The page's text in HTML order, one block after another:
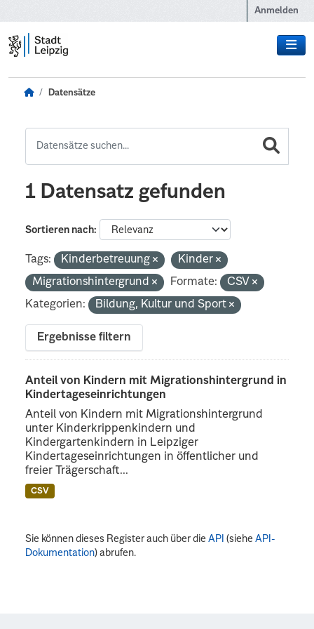
Anmelden
Datensätze
1 Datensatz gefunden
Sortieren nach
Tags: Kinderbetreuung
Kinder
Migrationshintergrund
Formate:
CSV
Kategorien:
Bildung, Kultur und Sport
Ergebnisse filtern
Anteil von Kindern mit Migrationshintergrund in
Kindertageseinrichtungen
Anteil von Kindern mit Migrationshintergrund
unter Kinderkrippenkindern und
Kindergartenkindern in Leipziger
Kindertageseinrichtungen in öffentlicher und
freier Trägerschaft...
CSV
Sie können dieses Register auch über dieAPI (sieheAPI-
Dokumentation) abrufen.